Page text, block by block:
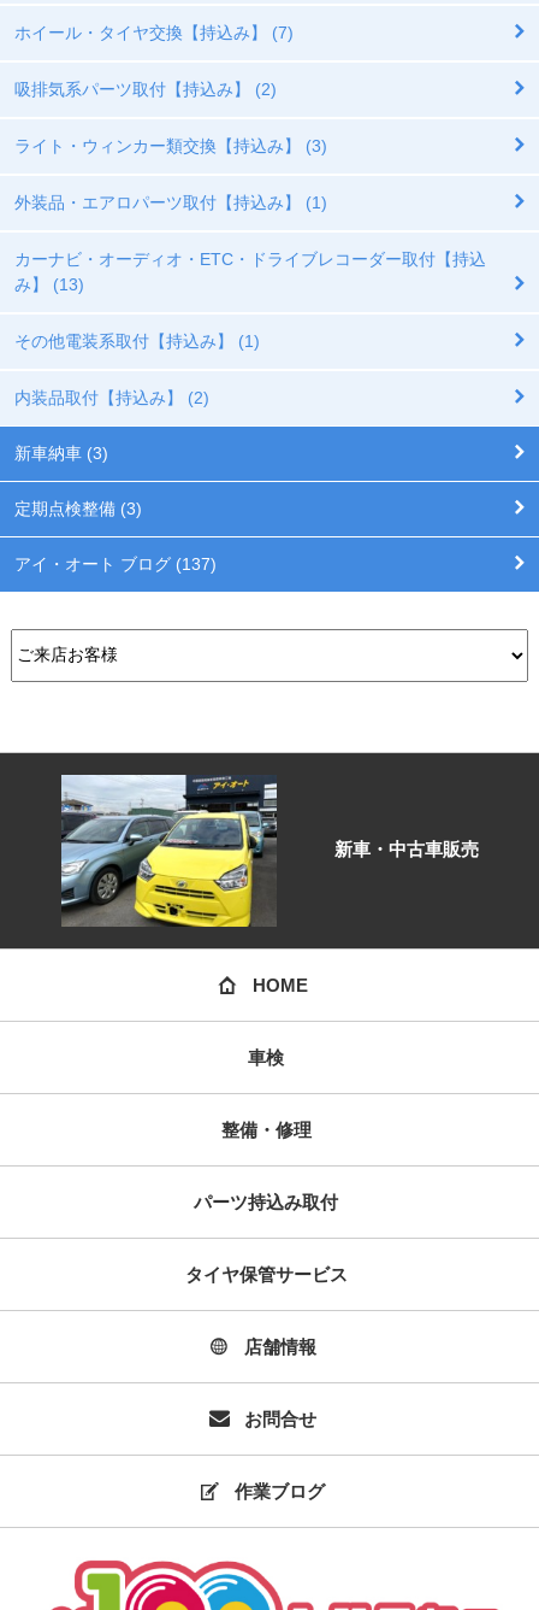
ホイール・タイヤ交換【持込み】 (7)
吸排気系パーツ取付【持込み】 (2)
ライト・ウィンカー類交換【持込み】 (3)
外装品・エアロパーツ取付【持込み】 (1)
カーナビ・オーディオ・ETC・ドライブレコーダー取付【持込
み】 (13)
その他電装系取付【持込み】 (1)
内装品取付【持込み】 (2)
新車納車 (3)
定期点検整備 (3)
アイ・オート ブログ (137)
新車・中古車販売
HOME
車検
整備・修理
パーツ持込み取付
タイヤ保管サービス
店舗情報
お問合せ
作業ブログ